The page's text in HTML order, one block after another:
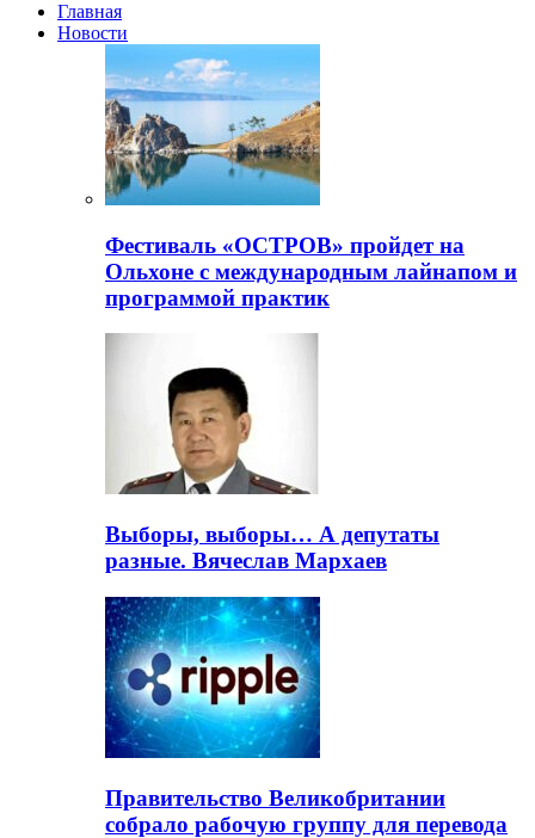
Главная
Новости
Фестиваль «ОСТРОВ» пройдет на
Ольхоне с международным лайнапом и
программой практик
Выборы, выборы… А депутаты
разные. Вячеслав Мархаев
Правительство Великобритании
собрало рабочую группу для перевода